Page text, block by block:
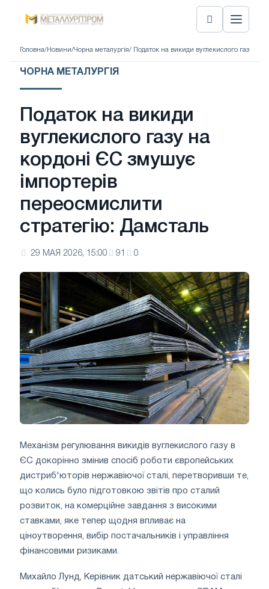
Головна/ Новини/Чорна металургія/ Податок на викиди вуглекислого газу на
ЧОРНА МЕТАЛУРГІЯ
Податок на викиди
вуглекислого газу на
кордоні ЄС змушує
імпортерів
переосмислити
стратегію: Дамсталь
29 МАЯ 2026, 15:00 91 0
Механізм регулювання викидів вуглекислого газу в
ЄС докорінно змінив спосіб роботи європейських
дистриб'юторів нержавіючої сталі, перетворивши те,
що колись було підготовкою звітів про сталий
розвиток, на комерційне завдання з високими
ставками, яке тепер щодня впливає на
ціноутворення, вибір постачальників і управління
фінансовими ризиками.
Михайло Лунд, Керівник датський нержавіючої сталі